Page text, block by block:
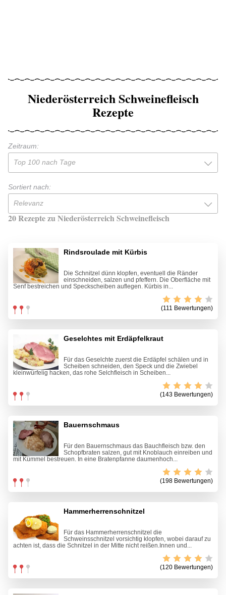
Niederösterreich Schweinefleisch
Rezepte
Zeitraum:
Top 100 nach Tage
Sortiert nach:
Relevanz
20 Rezepte zu Niederösterreich Schweinefleisch
Rindsroulade mit Kürbis
Die Schnitzel dünn klopfen, eventuell die Ränder
einschneiden, salzen und pfeffern. Die Oberfläche mit
Senf bestreichen und Speckscheiben auflegen. Kürbis in...
(111 Bewertungen)
Geselchtes mit Erdäpfelkraut
Für das Geselchte zuerst die Erdäpfel schälen und in
Scheiben schneiden, den Speck und die Zwiebel
kleinwürfelig hacken, das rohe Selchfleisch in Scheiben...
(143 Bewertungen)
Bauernschmaus
Für den Bauernschmaus das Bauchfleisch bzw. den
Schopfbraten salzen, gut mit Knoblauch einreiben und
mit Kümmel bestreuen. In eine Bratenpfanne daumenhoch...
(198 Bewertungen)
Hammerherrenschnitzel
Für das Hammerherrenschnitzel die
Schweinsschnitzel vorsichtig klopfen, wobei darauf zu
achten ist, dass die Schnitzel in der Mitte nicht reißen.Innen und...
(120 Bewertungen)